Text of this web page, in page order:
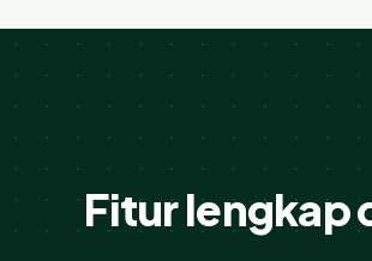
Fitur lengkap